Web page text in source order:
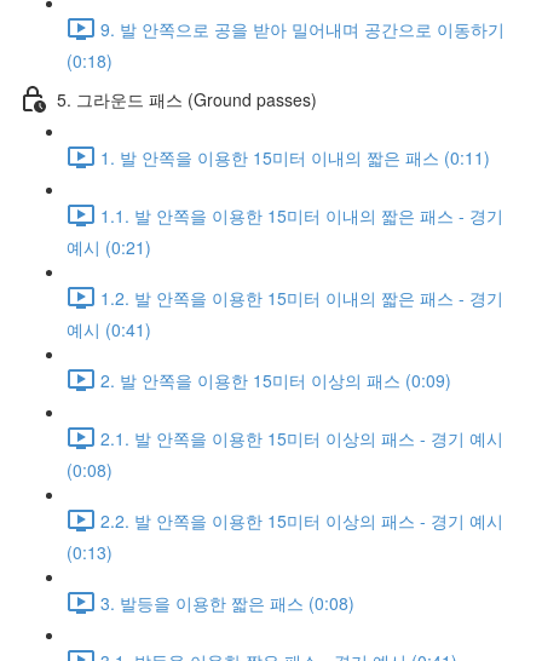
9. 발 안쪽으로 공을 받아 밀어내며 공간으로 이동하기
(0:18)
5. 그라운드 패스 (Ground passes)
1. 발 안쪽을 이용한 15미터 이내의 짧은 패스 (0:11)
1.1. 발 안쪽을 이용한 15미터 이내의 짧은 패스 - 경기
예시 (0:21)
1.2. 발 안쪽을 이용한 15미터 이내의 짧은 패스 - 경기
예시 (0:41)
2. 발 안쪽을 이용한 15미터 이상의 패스 (0:09)
2.1. 발 안쪽을 이용한 15미터 이상의 패스 - 경기 예시
(0:08)
2.2. 발 안쪽을 이용한 15미터 이상의 패스 - 경기 예시
(0:13)
3. 발등을 이용한 짧은 패스 (0:08)